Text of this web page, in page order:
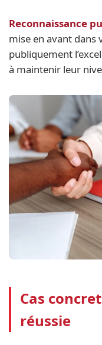
Reconnaissance
mise en avant dans
publiquement
à maintenir leur
Cas
réussie